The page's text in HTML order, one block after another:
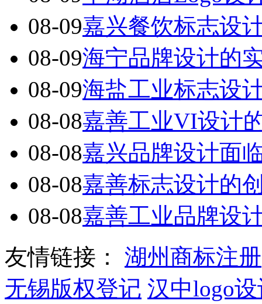
08-09嘉兴餐饮标志设
08-09海宁品牌设计的
08-09海盐工业标志设
08-08嘉善工业VI设计
08-08嘉兴品牌设计面
08-08嘉善标志设计的
08-08嘉善工业品牌设
友情链接： 湖州商标注册
无锡版权登记 汉中logo